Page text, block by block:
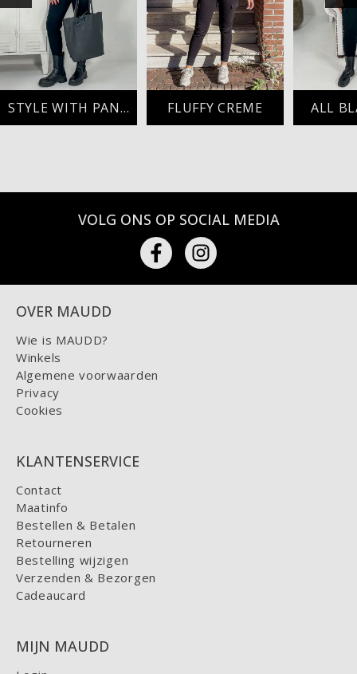
STYLE WITH PANTHER FLUFFY CREME ALL
VOLG ONS OP SOCIAL MEDIA
OVER MAUDD
Wie is MAUDD?
Winkels
Algemene voorwaarden
Privacy
Cookies
KLANTENSERVICE
Contact
Maatinfo
Bestellen & Betalen
Retourneren
Bestelling wijzigen
Verzenden & Bezorgen
Cadeaucard
MIJN MAUDD